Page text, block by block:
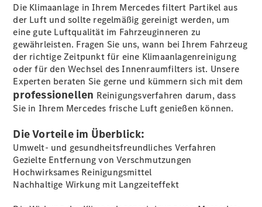
Übersicht
Serviceangebote
Reifen &
Kompletträder
Teile &
Zubehör
Pannen- &
Schadenhilfe
Reparatur &
Werkstatt
Rückrufe &
Umrüstungen
Warnung: Betrug
beim
Gebrauchtwagenkauf
Die Klimaanlage in Ihrem Mercedes filtert Partikel aus
der Luft und sollte regelmäßig gereinigt werden, um
eine gute Luftqualität im Fahrzeuginneren zu
gewährleisten. Fragen Sie uns, wann bei Ihrem Fahrzeug
der richtige Zeitpunkt für eine Klimaanlagenreinigung
oder für den Wechsel des Innenraumfilters ist. Unsere
Experten beraten Sie gerne und kümmern sich mit dem
professionellen Reinigungsverfahren darum, dass
Sie in Ihrem Mercedes frische Luft genießen können.
Die Vorteile im Überblick:
Umwelt- und gesundheitsfreundliches Verfahren
Gezielte Entfernung von Verschmutzungen
Hochwirksames Reinigungsmittel
Nachhaltige Wirkung mit Langzeiteffekt